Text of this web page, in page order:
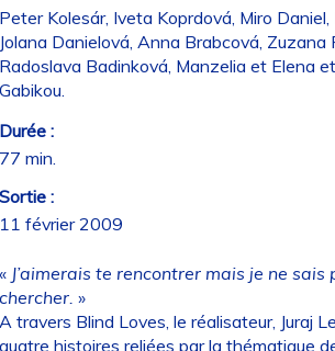
Kolesár, Iveta Koprdová, Miro
Danielová, Anna Brabcová, Zuzana
Badinková, Manzelia et Elena
:
min.
:
février 2009
J’aimerais te rencontrer mais je ne sais
»
travers Blind Loves, le réalisateur, Juraj
histoires reliées par la thématique